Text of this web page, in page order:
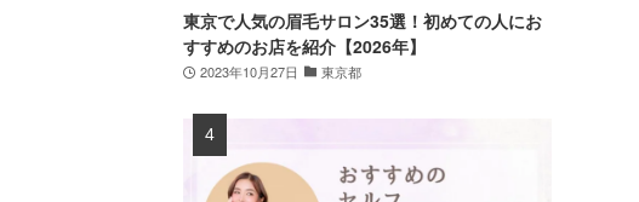
東京で人気の眉毛サロン35選！初めての人にお
すすめのお店を紹介【2026年】
2023年10月27日 東京都